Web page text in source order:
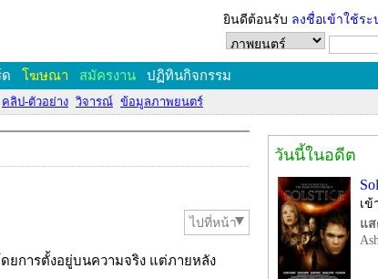
ยินดีต้อนรับ ลงชื่อเข้าใช้ระ
ด โฆษณา สมัครงาน ปฏิทินกิจกรรม
คลิป-ตัวอย่าง วิจารณ์ ข้อมูลภาพยนตร์
ไปที่หน้า
ยการตั้งอยู่บนความจริง แต่ภายหลัง
วันนี้ในอดีต
เข้
แส